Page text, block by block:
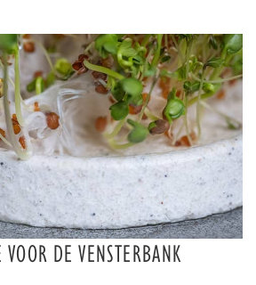
DE VENSTERBANK